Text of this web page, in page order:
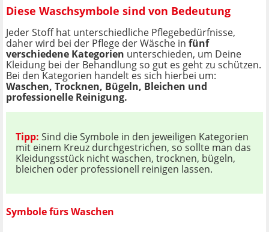
Diese Waschsymbole sind von Bedeutung
Jeder Stoff hat unterschiedliche Pflegebedürfnisse,
daher wird bei der Pflege der Wäsche in fünf
verschiedene Kategorien unterschieden, um Deine
Kleidung bei der Behandlung so gut es geht zu schützen.
Bei den Kategorien handelt es sich hierbei um:
Waschen, Trocknen, Bügeln, Bleichen und
professionelle Reinigung.
Tipp: Sind die Symbole in den jeweiligen Kategorien
mit einem Kreuz durchgestrichen, so sollte man das
Kleidungsstück nicht waschen, trocknen, bügeln,
bleichen oder professionell reinigen lassen.
Symbole fürs Waschen